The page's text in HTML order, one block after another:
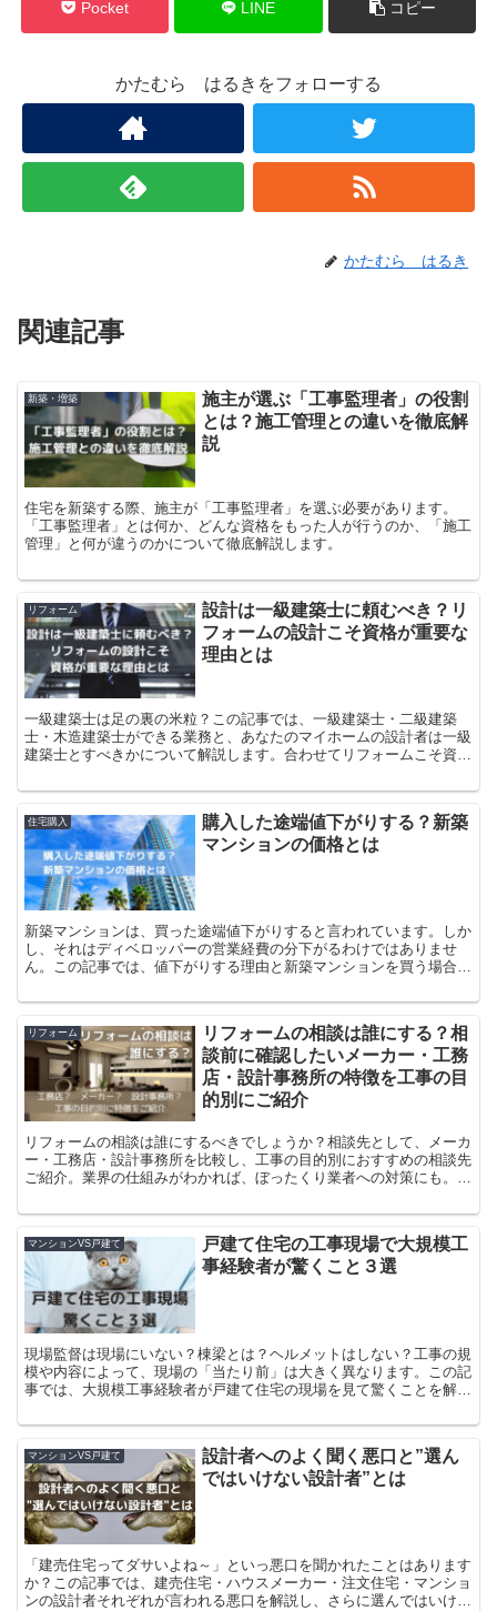
Pocket LINE コピー
かたむら はるきをフォローする
かたむら はるき
関連記事
新築・増築
施主が選ぶ「工事監理者」の役割
とは？施工管理との違いを徹底解
説
住宅を新築する際、施主が「工事監理者」を選ぶ必要があります。
「工事監理者」とは何か、どんな資格をもった人が行うのか、「施工
管理」と何が違うのかについて徹底解説します。
リフォーム
設計は一級建築士に頼むべき？リ
フォームの設計こそ資格が重要な
理由とは
一級建築士は足の裏の米粒？この記事では、一級建築士・二級建築
士・木造建築士ができる業務と、あなたのマイホームの設計者は一級
建築士とすべきかについて解説します。合わせてリフォームこそ資格
住宅購入
購入した途端値下がりする？新築
マンションの価格とは
新築マンションは、買った途端値下がりすると言われています。しか
し、それはディベロッパーの営業経費の分下がるわけではありませ
ん。この記事では、値下がりする理由と新築マンションを買う場合の
リフォーム
リフォームの相談は誰にする？相
談前に確認したいメーカー・工務
店・設計事務所の特徴を工事の目
的別にご紹介
リフォームの相談は誰にするべきでしょうか？相談先として、メーカ
ー・工務店・設計事務所を比較し、工事の目的別におすすめの相談先
ご紹介。業界の仕組みがわかれば、ぼったくり業者への対策にも。無
マンションVS戸建て
戸建て住宅の工事現場で大規模工
事経験者が驚くこと３選
現場監督は現場にいない？棟梁とは？ヘルメットはしない？工事の規
模や内容によって、現場の「当たり前」は大きく異なります。この記
事では、大規模工事経験者が戸建て住宅の現場を見て驚くことを解説
マンションVS戸建て
設計者へのよく聞く悪口と”選ん
ではいけない設計者”とは
「建売住宅ってダサいよね～」といっ悪口を聞かれたことはあります
か？この記事では、建売住宅・ハウスメーカー・注文住宅・マンショ
ンの設計者それぞれが言われる悪口を解説し、さらに選んではいけな